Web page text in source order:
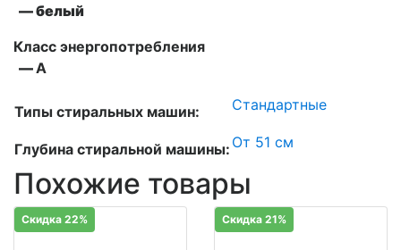
— белый
Класс энергопотребления
—А
Типы стиральных машин: Стандартные
Глубина стиральной машины: От 51 см
Похожие товары
Скидка 22% Скидка 21%